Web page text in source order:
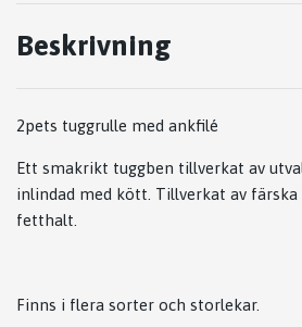
Beskrivning
2pets tuggrulle med ankfilé
Ett smakrikt tuggben tillverkat av
inlindad med kött. Tillverkat av färska
fetthalt.
Finns i flera sorter och storlekar.